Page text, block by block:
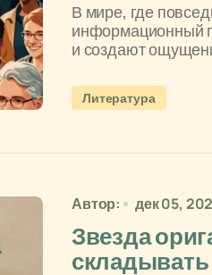
В мире, где
информационный
и создают
Литература
Автор: дек 05,
Звезда
складывать